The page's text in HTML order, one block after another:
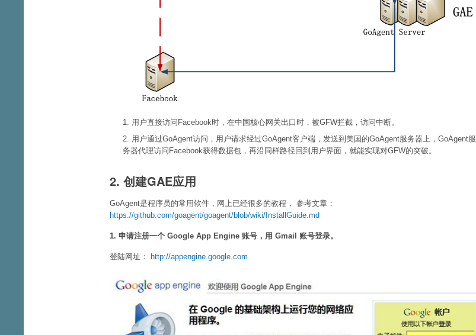
1. 用户直接访问Facebook时，在中国核心网关出口时，被GFW拦截，访问中断。
2. 用户通过GoAgent访问，用户请求经过GoAgent客户端，发送到美国的GoAgent服务器上，GoAgent服
务器代理访问Facebook获得数据包，再沿同样路径回到用户界面，就能实现对GFW的突破。
2. 创建GAE应用
GoAgent是程序员的常用软件，网上已经很多的教程， 参考文章：
https://github.com/goagent/goagent/blob/wiki/InstallGuide.md
1. 申请注册一个 Google App Engine 账号，用 Gmail 账号登录。
登陆网址： http://appengine.google.com